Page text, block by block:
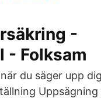
-
- Folksam
du säger upp